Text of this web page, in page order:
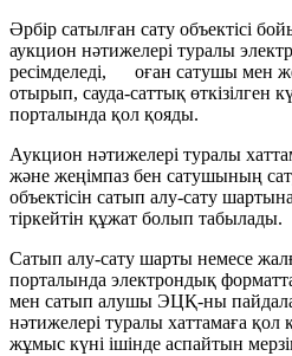
Әрбір сатылған сату объектісі
аукцион нәтижелері туралы
ресімделеді, оған сатушы мен
отырып, сауда-саттық өткізілген
порталында қол қояды.
Аукцион нәтижелері туралы
және жеңімпаз бен сатушының
объектісін сатып алу-сату
тіркейтін құжат болып табылады.
Сатып алу-сату шарты немесе
порталында электрондық
мен сатып алушы ЭЦҚ-ны
нәтижелері туралы хаттамаға қол
жұмыс күні ішінде аспайтын